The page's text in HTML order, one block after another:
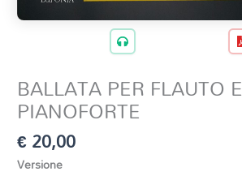
BALLATA PER FLAUTO E
PIANOFORTE
€20,00
Versione